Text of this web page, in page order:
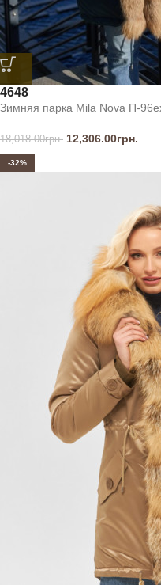
4648
Зимняя парка Mila Nova П-
18,018.00грн. 12,306.00грн.
-32%